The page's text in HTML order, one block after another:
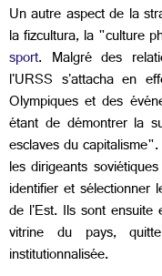
Un autre aspect de la
lafizcultura, la "culture
sport. Malgré des
l'URSS s'attacha en
Olympiques et des
étant de démontrer la
esclaves du
les dirigeants
identifier et sélectionner
de l'Est. Ils sont ensuite
vitrine du pays,
institutionnalisée.